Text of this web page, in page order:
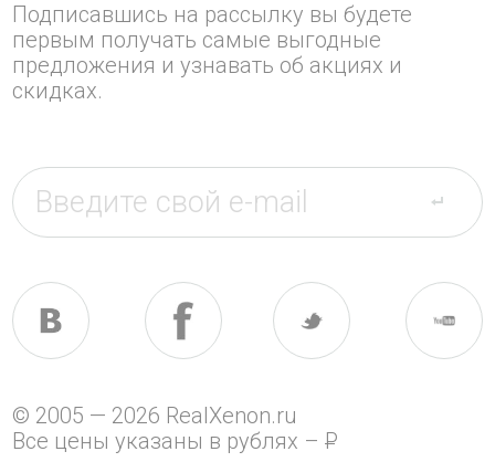
Подписавшись на рассылку вы будете
первым получать самые выгодные
предложения и узнавать об акциях и
скидках.
© 2005 — 2026 RealXenon.ru
Все цены указаны в рублях –P